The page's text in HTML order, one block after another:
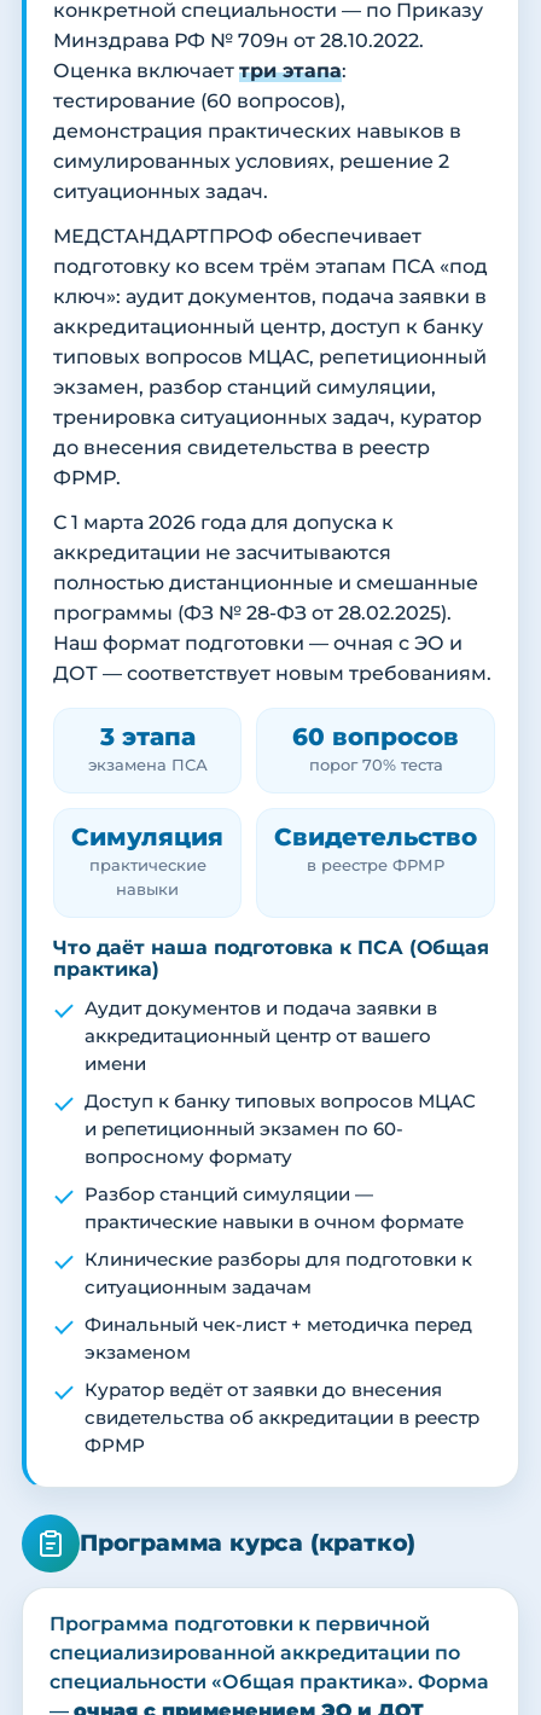
конкретной специальности — по Приказу
Минздрава РФ № 709н от 28.10.2022.
Оценка включает три этапа:
тестирование (60 вопросов),
демонстрация практических навыков в
симулированных условиях, решение 2
ситуационных задач.
МЕДСТАНДАРТПРОФ обеспечивает
подготовку ко всем трём этапам ПСА «под
ключ»: аудит документов, подача заявки в
аккредитационный центр, доступ к банку
типовых вопросов МЦАС, репетиционный
экзамен, разбор станций симуляции,
тренировка ситуационных задач, куратор
до внесения свидетельства в реестр
ФРМР.
С 1 марта 2026 года для допуска к
аккредитации не засчитываются
полностью дистанционные и смешанные
программы (ФЗ № 28-ФЗ от 28.02.2025).
Наш формат подготовки — очная с ЭО и
ДОТ — соответствует новым требованиям.
3 этапа
экзамена ПСА
60 вопросов
порог 70% теста
Симуляция
практические
навыки
Свидетельство
в реестре ФРМР
Что даёт наша подготовка к ПСА (Общая
практика)
Аудит документов и подача заявки в
аккредитационный центр от вашего
имени
Доступ к банку типовых вопросов МЦАС
и репетиционный экзамен по 60-
вопросному формату
Разбор станций симуляции —
практические навыки в очном формате
Клинические разборы для подготовки к
ситуационным задачам
Финальный чек-лист + методичка перед
экзаменом
Куратор ведёт от заявки до внесения
свидетельства об аккредитации в реестр
ФРМР
Программа курса (кратко)
Программа подготовки к первичной
специализированной аккредитации по
специальности «Общая практика». Форма
— очная с применением ЭО и ДОТ